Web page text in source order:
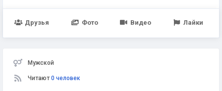
Друзья Фото Видео Лайки
Мужской
Читают0 человек